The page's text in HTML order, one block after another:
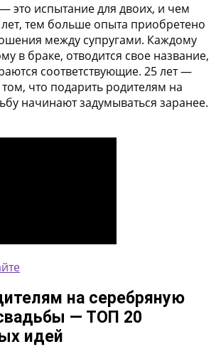
это испытание для двоих, и чем
тем больше опыта приобретено
между супругами. Каждому
в браке, отводится свое название,
соответствующие. 25 лет —
что подарить родителям на
начинают задумываться заранее.
на серебряную
— ТОП 20
идей